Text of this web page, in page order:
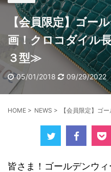
【会員限定】ゴー
画！クロコダイル
３型≫
05/01/2018 09/29/2022
HOME > NEWS > 【会員限定】ゴ
皆さま！ゴールデンウ